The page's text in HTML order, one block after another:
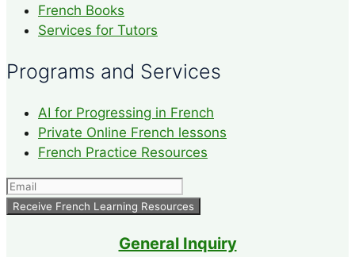
French Books
Services for Tutors
Programs and Services
AI for Progressing in French
Private Online French lessons
French Practice Resources
General Inquiry